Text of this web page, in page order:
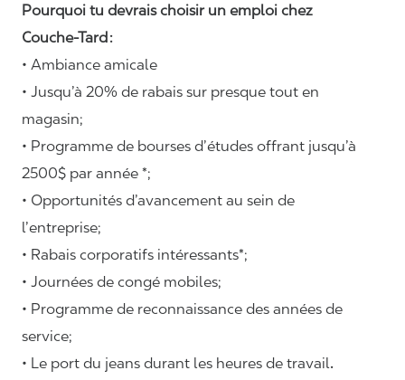
Pourquoi tu devrais choisir un emploi chez
Couche-Tard :
• Ambiance amicale
• Jusqu’à 20% de rabais sur presque tout en
magasin;
• Programme de bourses d’études offrant jusqu’à
2500$ par année *;
• Opportunités d’avancement au sein de
l’entreprise;
• Rabais corporatifs intéressants*;
• Journées de congé mobiles;
• Programme de reconnaissance des années de
service;
• Le port du jeans durant les heures de travail.